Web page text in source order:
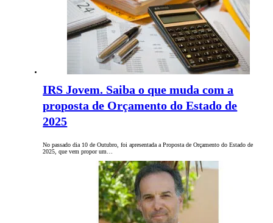
IRS Jovem. Saiba o que muda com a
proposta de Orçamento do Estado de
2025
No passado dia 10 de Outubro, foi apresentada a Proposta de Orçamento do Estado de
2025, que vem propor um…